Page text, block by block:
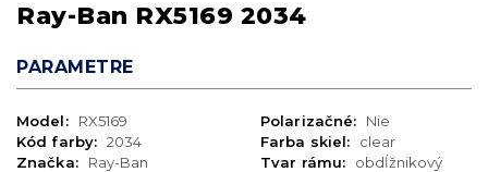
Ray-Ban RX5169 2034
PARAMETRE
Model:
RX5169
Kód farby: 2034
Značka:
Ray-Ban
Polarizačné:
Nie
Farba skiel:
clear
Tvar rámu:
obdĺžnikový